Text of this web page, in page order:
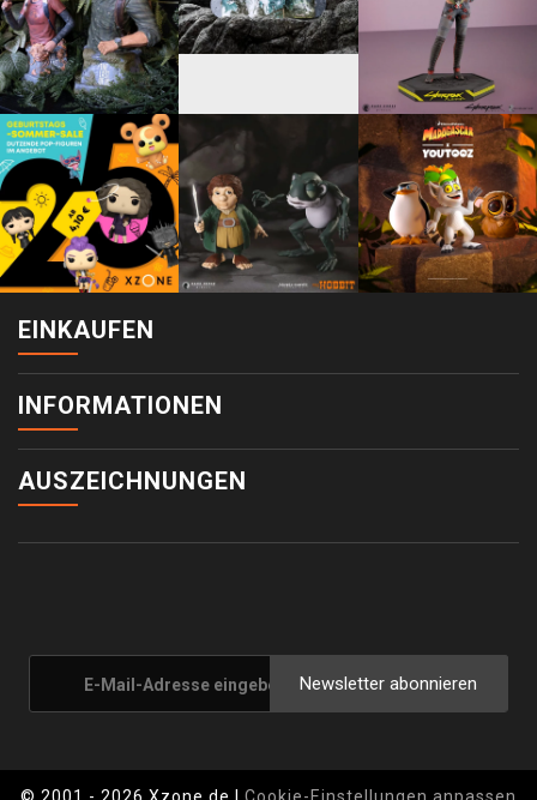
EINKAUFEN
INFORMATIONEN
AUSZEICHNUNGEN
Newsletter abonnieren